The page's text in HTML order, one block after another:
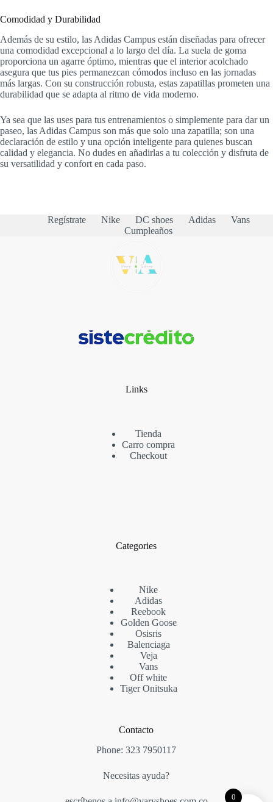
Comodidad y Durabilidad
Además de su estilo, las Adidas Campus están diseñadas para ofrecer
una comodidad excepcional a lo largo del día. La suela de goma
proporciona un agarre óptimo, mientras que el interior acolchado
asegura que tus pies permanezcan cómodos incluso en las jornadas
más largas. Con su construcción robusta, estas zapatillas prometen una
durabilidad que se adapta al ritmo de vida moderno.
Ya sea que las uses para tus entrenamientos o simplemente para dar un
paseo, las Adidas Campus son más que solo una zapatilla; son una
declaración de estilo y una opción inteligente para quienes buscan
calidad y elegancia. No dudes en añadirlas a tu colección y disfruta de
su versatilidad y confort en cada paso.
Regístrate Nike DC shoes Adidas
Vans
Cumpleaños
Links
Tienda
Carro compra
Checkout
Categories
Nike
Adidas
Reebook
Golden Goose
Osisris
Balenciaga
Veja
Vans
Off white
Tiger Onitsuka
Contacto
Phone:323 7950117
Necesitas ayuda?
0